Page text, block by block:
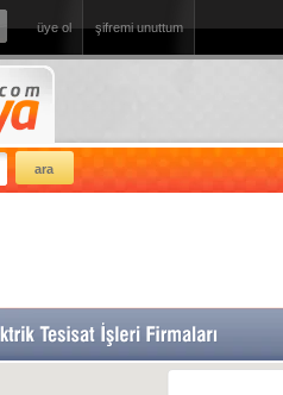
üye ol şifremi unuttum